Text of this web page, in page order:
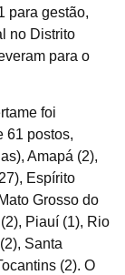
para gestão,
no Distrito
para o
foi
61 postos,
Amapá (2),
Espírito
Grosso do
Piauí (1), Rio
Santa
(2). O